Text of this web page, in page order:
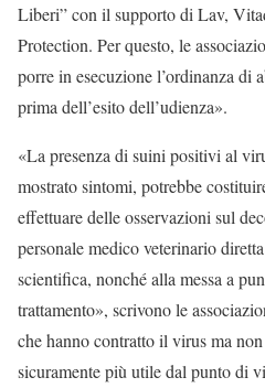
Liberi” con il supporto di Lav,
Protection. Per questo, le
porre in esecuzione l’ordinanza di
prima dell’esito dell’udienza».
«La presenza di suini positivi al
mostrato sintomi, potrebbe
effettuare delle osservazioni sul
personale medico veterinario
scientifica, nonché alla messa a
trattamento», scrivono le
che hanno contratto il virus ma
sicuramente più utile dal punto di